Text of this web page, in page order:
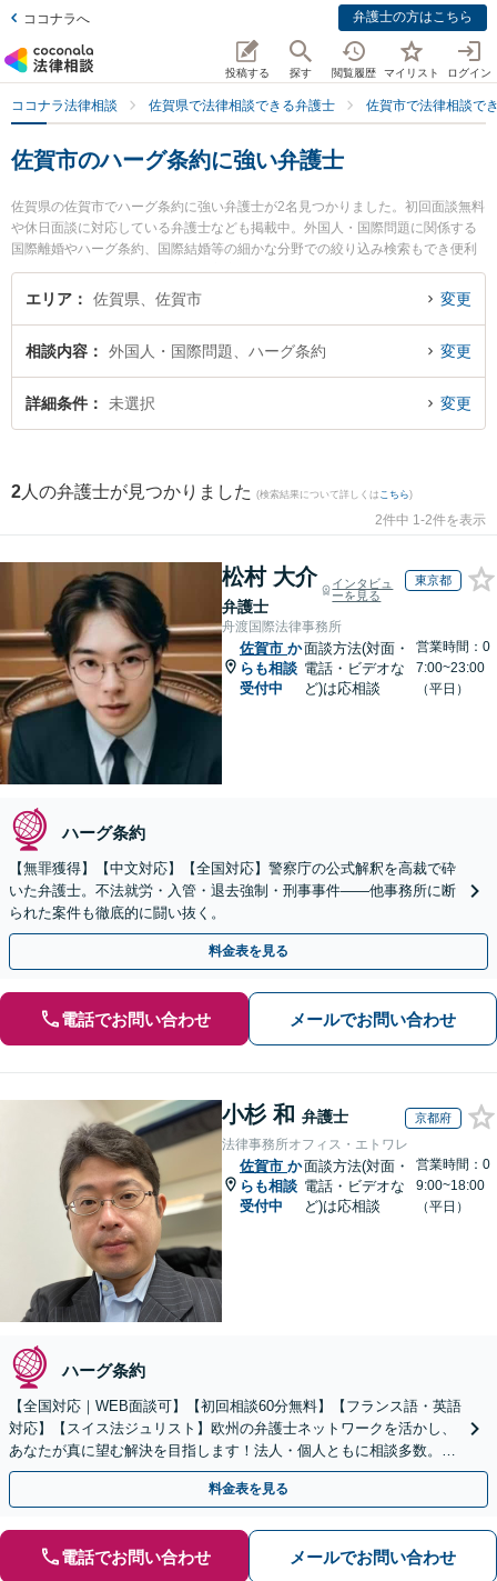
ココナラへ 弁護士の方はこちら
投稿する 探す 閲覧履歴 マイリスト ログイン
ココナラ法律相談 佐賀県で法律相談できる弁護士 佐賀市で法律相談で
佐賀市のハーグ条約に強い弁護士
佐賀県の佐賀市でハーグ条約に強い弁護士が2名見つかりました。初回面談無料
や休日面談に対応している弁護士なども掲載中。外国人・国際問題に関係する
国際離婚やハーグ条約、国際結婚等の細かな分野での絞り込み検索もでき便利
です。特にありあけ法律事務所の富永 洋一弁護士や山口・佐藤法律事務所の山
口 修弁護士のプロフィール情報や弁護士費用、強みなどが注目されています。
『佐賀市で土日や夜間に発生したハーグ条約のトラブルを今すぐに弁護士に相
い』『初回相談無料でハーグ条約を法律相談できる佐賀市内の弁護士に相談予
約したい』などでお困りの相談者さんにおすすめです。
エリア 佐賀県、佐賀市 変更
相談内容 外国人・国際問題、ハーグ条約 変更
詳細条件 未選択 変更
2 人の弁護士が見つかりました (検索結果について詳しくは こちら)
2件中 1-2件を表示
松村 大介
弁護士
インタビュ
ーを見る
東京都
舟渡国際法律事務所
佐賀市 か
らも相談
受付中
面談方法(対面・
電話・ビデオな
ど)は応相談
営業時間：0
7:00~23:00
（平日）
ハーグ条約
【無罪獲得】【中文対応】【全国対応】警察庁の公式解釈を高裁で砕
いた弁護士。不法就労・入管・退去強制・刑事事件——他事務所に断
られた案件も徹底的に闘い抜く。
料金表を見る
電話でお問い合わせ メールでお問い合わせ
小杉 和 弁護士 京都府
法律事務所オフィス・エトワレ
佐賀市 か
らも相談
受付中
面談方法(対面・
電話・ビデオな
ど)は応相談
営業時間：0
9:00~18:00
（平日）
ハーグ条約
【全国対応｜WEB面談可】【初回相談60分無料】【フランス語・英語
対応】【スイス法ジュリスト】欧州の弁護士ネットワークを活かし、
あなたが真に望む解決を目指します！法人・個人ともに相談多数。細
やかな連絡と粘り強い交渉を徹底【休日・夜間相談可】
料金表を見る
電話でお問い合わせ メールでお問い合わせ